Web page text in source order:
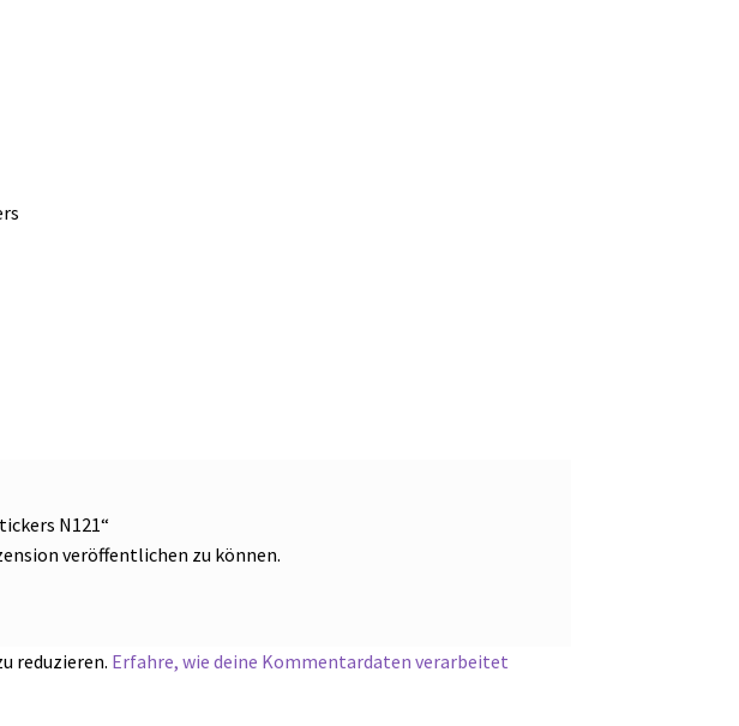
N121“
veröffentlichen zu können.
reduzieren. Erfahre, wie deine Kommentardaten verarbeitet